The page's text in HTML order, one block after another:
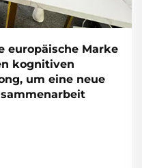
europäische Marke
kognitiven
um eine neue